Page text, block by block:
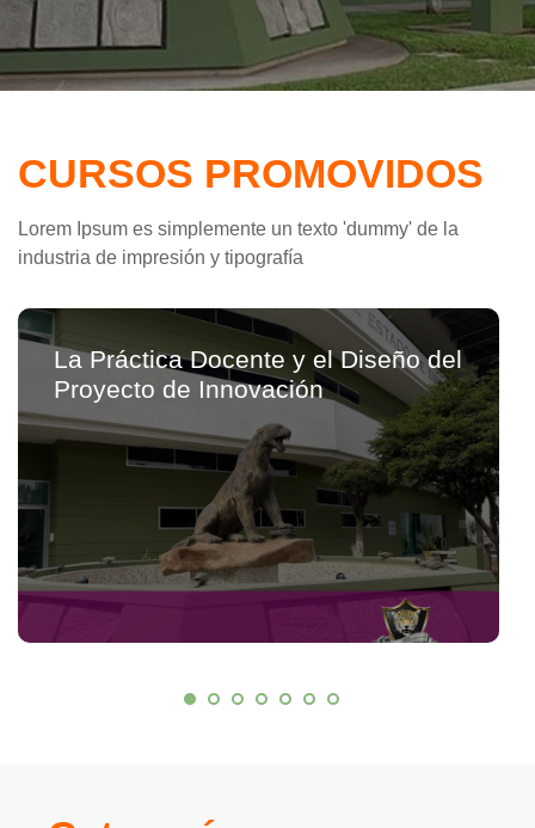
CURSOS PROMOVIDOS
Lorem Ipsum es simplemente un texto 'dummy' de la
industria de impresión y tipografía
La Práctica Docente y el Diseño del
Proyecto de Innovación